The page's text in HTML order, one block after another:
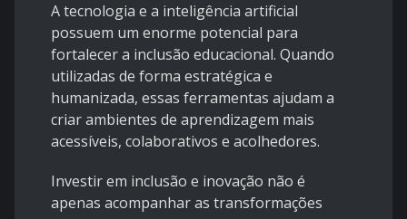
A tecnologia e a inteligência artificial
possuem um enorme potencial para
fortalecer a inclusão educacional. Quando
utilizadas de forma estratégica e
humanizada, essas ferramentas ajudam a
criar ambientes de aprendizagem mais
acessíveis, colaborativos e acolhedores.
Investir em inclusão e inovação não é
apenas acompanhar as transformações